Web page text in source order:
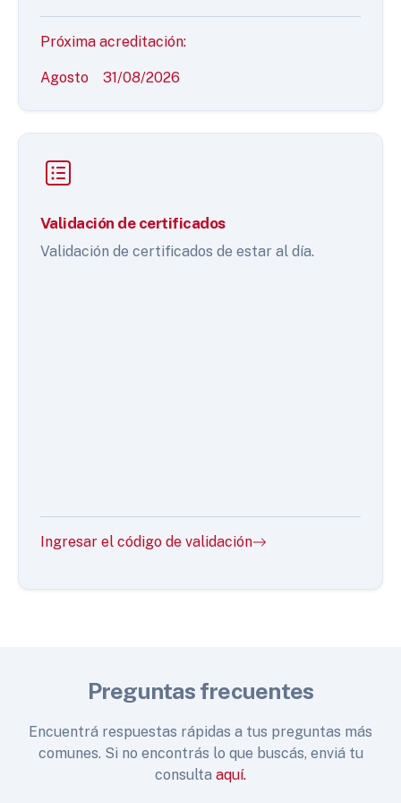
Próxima acreditación:
Agosto 31/08/2026
Validación de certificados
Validación de certificados de estar al día.
Ingresar el código de validación
Preguntas frecuentes
Encuentrá respuestas rápidas a tus preguntas más
comunes. Si no encontrás lo que buscás, enviá tu
consulta aquí.